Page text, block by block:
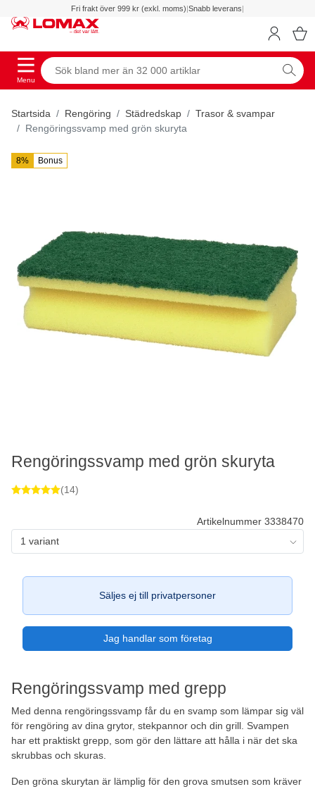
Fri frakt över 999 kr (exkl. moms)|Snabb leverans|
Menu
Startsida Rengöring Städredskap
Trasor & svampar
Rengöringssvamp med grön skuryta
8% Bonus
Rengöringssvamp med grepp
Med denna rengöringssvamp får du en svamp som lämpar sig väl
för rengöring av dina grytor, stekpannor och din grill. Svampen
har ett praktiskt grepp, som gör den lättare att hålla i när det ska
skrubbas och skuras.
Den gröna skurytan är lämplig för den grova smutsen som kräver
Artikelnummer 3338470
1 variant
Säljes ej till privatpersoner
Jag handlar som företag
Rengöringssvamp med grön skuryta
(14)